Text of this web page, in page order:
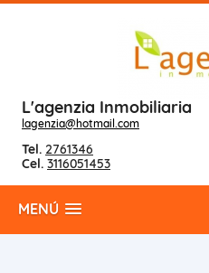
L'agenzia Inmobiliaria
lagenzia@hotmail.com
Tel. 2761346
Cel. 3116051453
MENÚ